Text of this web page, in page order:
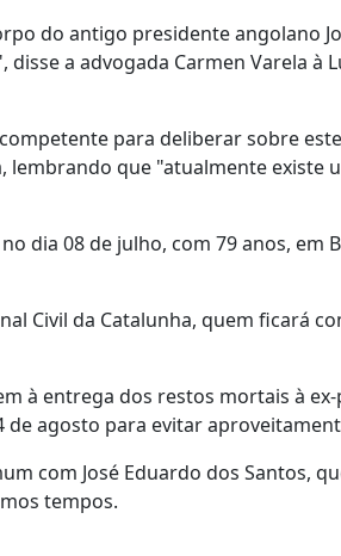
do antigo presidente angolano
a advogada Carmen Varela à
para deliberar sobre
que "atualmente existe
dia 08 de julho, com 79 anos, em
Civil da Catalunha, quem ficará
à entrega dos restos mortais à
de agosto para evitar
com José Eduardo dos Santos,
tempos.